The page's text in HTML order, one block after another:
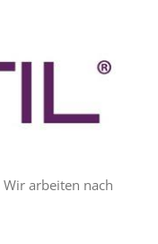
Wir arbeiten nach